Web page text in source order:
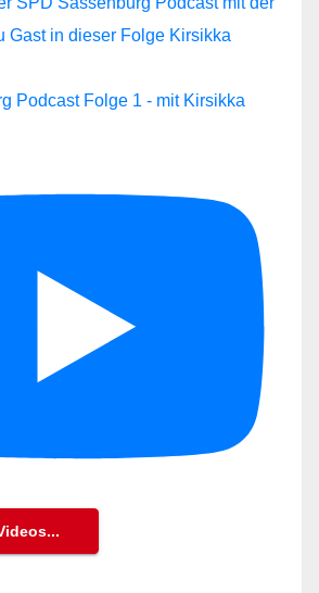
Podcast Folge 1 - mit Kirsikka